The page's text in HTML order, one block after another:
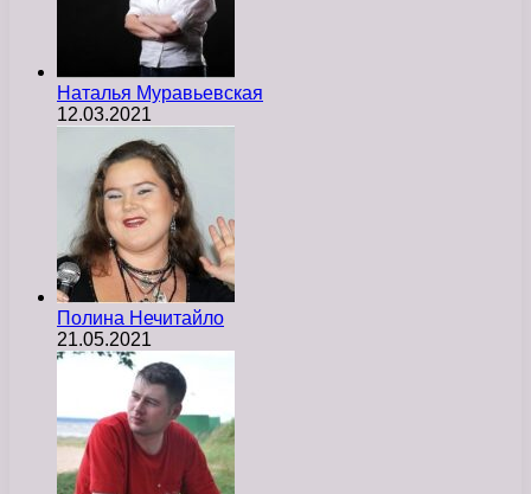
Наталья Муравьевская
12.03.2021
Полина Нечитайло
21.05.2021